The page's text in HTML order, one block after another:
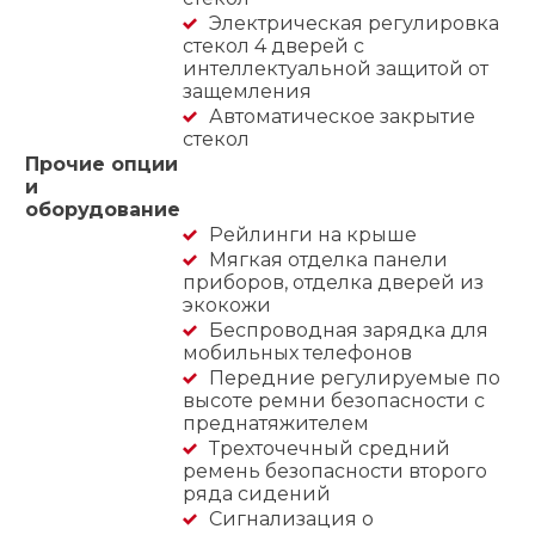
Электрическая регулировка
стекол 4 дверей с
интеллектуальной защитой от
защемления
Автоматическое закрытие
стекол
Прочие опции
и
оборудование
Рейлинги на крыше
Мягкая отделка панели
приборов, отделка дверей из
экокожи
Беспроводная зарядка для
мобильных телефонов
Передние регулируемые по
высоте ремни безопасности с
преднатяжителем
Трехточечный средний
ремень безопасности второго
ряда сидений
Сигнализация о